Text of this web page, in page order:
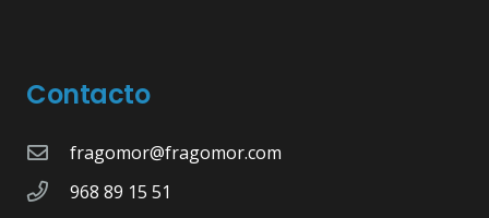
Contacto
fragomor@fragomor.com
968 89 15 51